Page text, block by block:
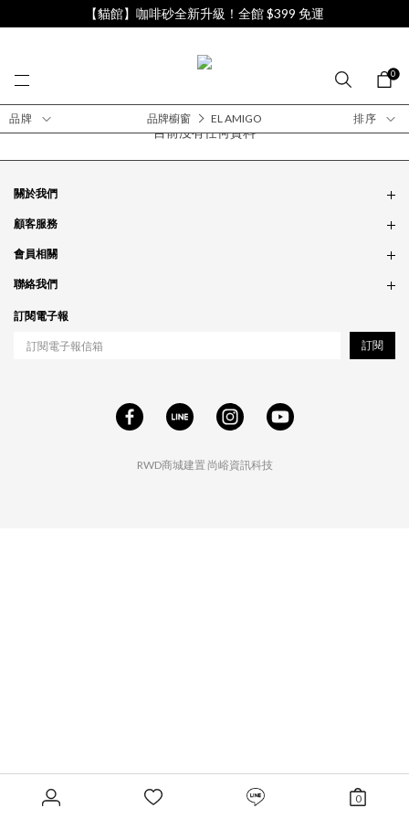
【貓館】咖啡砂全新升級！全館 $399 免運
0
0
品牌 排序
品牌櫥窗 EL AMIGO
目前沒有任何資料
RWD商城建置 尚峪資訊科技
關於我們
品牌故事
銷售據點
隱私政策
食品法規
顧客服務
訂單問題
付款問題
配送問題
退貨問題
會員相關
會員制度
紅利制度
聯絡我們
合作相關
工作職缺
訂閱電子報
訂閱